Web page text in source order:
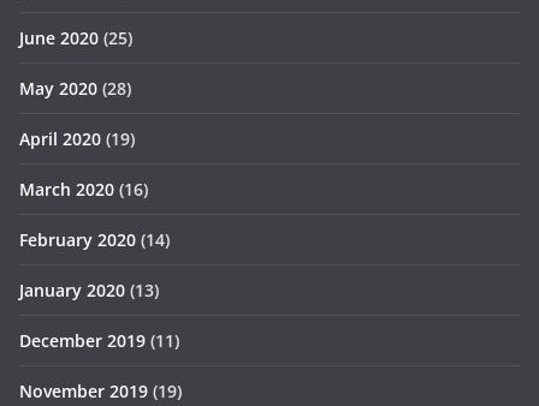
June 2020 (25)
May 2020 (28)
April 2020 (19)
March 2020 (16)
February 2020 (14)
January 2020 (13)
December 2019 (11)
November 2019 (19)